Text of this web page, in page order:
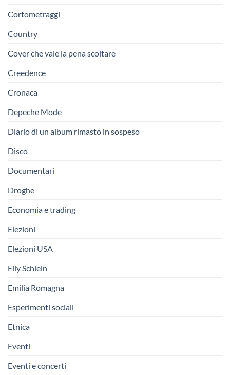
Cortometraggi
Country
Cover che vale la pena scoltare
Creedence
Cronaca
Depeche Mode
Diario di un album rimasto in sospeso
Disco
Documentari
Droghe
Economia e trading
Elezioni
Elezioni USA
Elly Schlein
Emilia Romagna
Esperimenti sociali
Etnica
Eventi
Eventi e concerti